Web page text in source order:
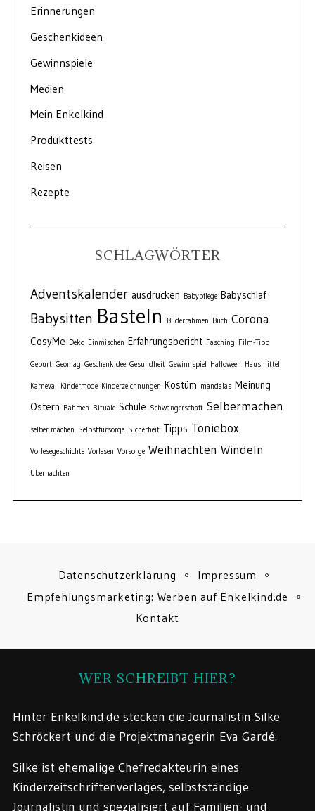
Erinnerungen
Geschenkideen
Gewinnspiele
Medien
Mein Enkelkind
Produkttests
Reisen
Rezepte
SCHLAGWÖRTER
Adventskalender ausdrucken Babypflege Babyschlaf
Babysitten Basteln Bilderrahmen Buch Corona
CosyMe Deko Einmischen Erfahrungsbericht Fasching Film-Tipp
Geburt Geomag Geschenkidee Gesundheit Gewinnspiel Halloween Hausmittel
Karneval Kindermode Kinderzeichnungen Kostüm mandalas Meinung
Ostern
Rahmen Rituale Schule Schwangerschaft Selbermachen
selber machen Selbstfürsorge Sicherheit Tipps Toniebox
Vorlesegeschichte Vorlesen Vorsorge Weihnachten Windeln
Übernachten
Datenschutzerklärung
Impressum
Empfehlungsmarketing: Werben auf Enkelkind.de
Kontakt
WER SCHREIBT HIER?
Hinter Enkelkind.de stecken die Journalistin Silke
Schröckert und die Projektmanagerin Eva Gardé.
Silke ist ehemalige Chefredakteurin eines
Kinderzeitschriftenverlages, selbstständige
Journalistin und spezialisiert auf Familien- und